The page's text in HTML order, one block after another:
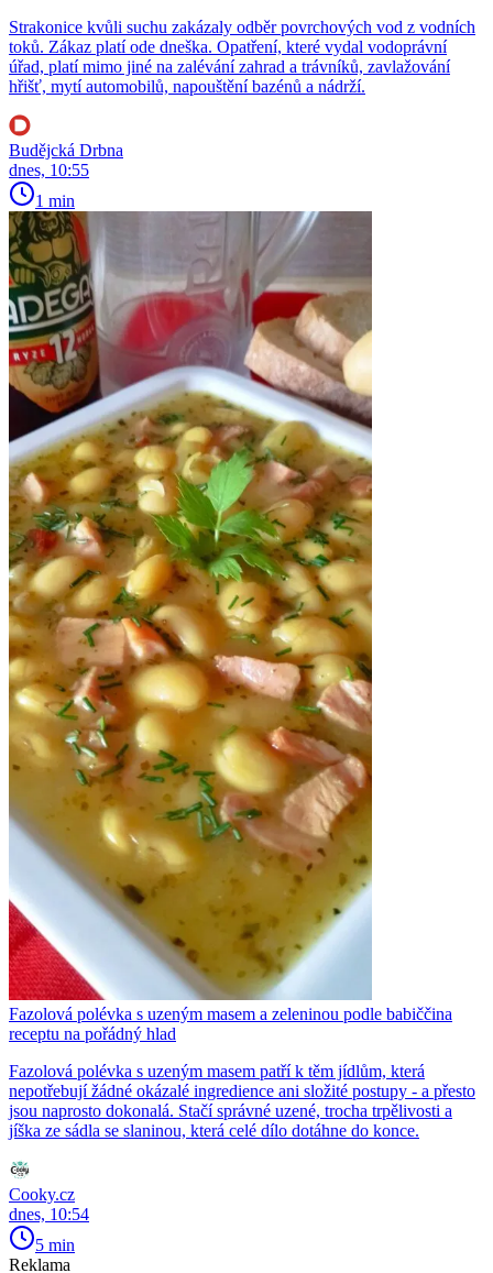
Strakonice kvůli suchu zakázaly odběr povrchových vod z vodních
toků. Zákaz platí ode dneška. Opatření, které vydal vodoprávní
úřad, platí mimo jiné na zalévání zahrad a trávníků, zavlažování
hřišť, mytí automobilů, napouštění bazénů a nádrží.
Budějcká Drbna
dnes, 10:55
1 min
Fazolová polévka s uzeným masem a zeleninou podle babiččina
receptu na pořádný hlad
Fazolová polévka s uzeným masem patří k těm jídlům, která
nepotřebují žádné okázalé ingredience ani složité postupy - a přesto
jsou naprosto dokonalá. Stačí správné uzené, trocha trpělivosti a
jíška ze sádla se slaninou, která celé dílo dotáhne do konce.
Cooky.cz
dnes, 10:54
5 min
Reklama